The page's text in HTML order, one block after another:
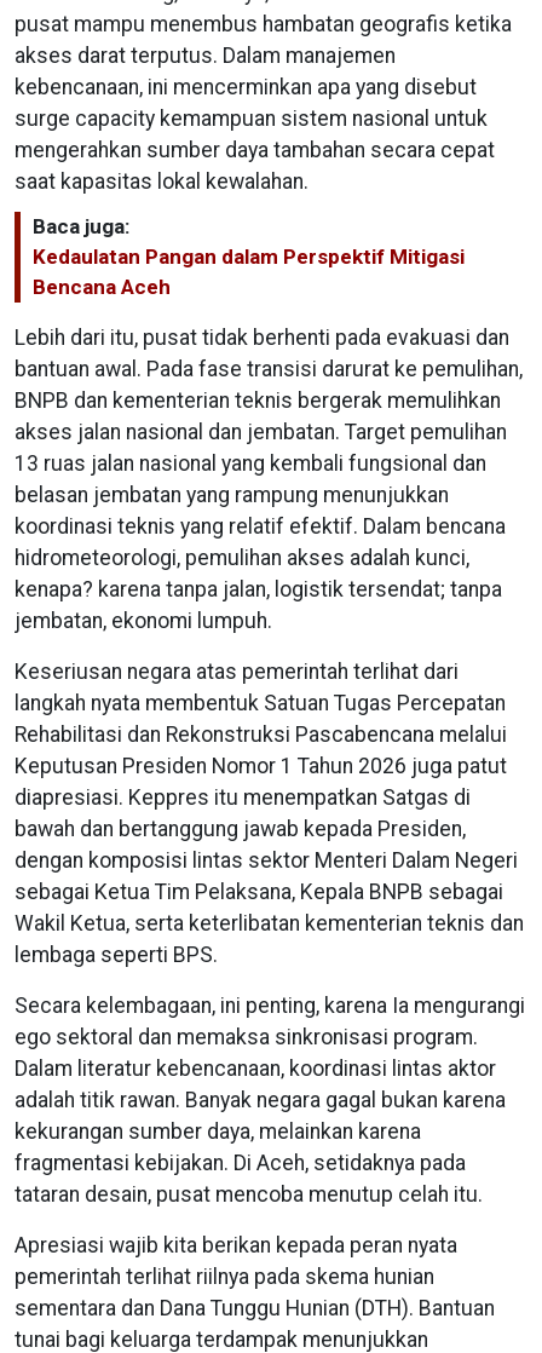
pusat mampu menembus hambatan geografis ketika
akses darat terputus. Dalam manajemen
kebencanaan, ini mencerminkan apa yang disebut
surge capacity kemampuan sistem nasional untuk
mengerahkan sumber daya tambahan secara cepat
saat kapasitas lokal kewalahan.
Baca juga:
Kedaulatan Pangan dalam Perspektif Mitigasi
Bencana Aceh
Lebih dari itu, pusat tidak berhenti pada evakuasi dan
bantuan awal. Pada fase transisi darurat ke pemulihan,
BNPB dan kementerian teknis bergerak memulihkan
akses jalan nasional dan jembatan. Target pemulihan
13 ruas jalan nasional yang kembali fungsional dan
belasan jembatan yang rampung menunjukkan
koordinasi teknis yang relatif efektif. Dalam bencana
hidrometeorologi, pemulihan akses adalah kunci,
kenapa? karena tanpa jalan, logistik tersendat; tanpa
jembatan, ekonomi lumpuh.
Keseriusan negara atas pemerintah terlihat dari
langkah nyata membentuk Satuan Tugas Percepatan
Rehabilitasi dan Rekonstruksi Pascabencana melalui
Keputusan Presiden Nomor 1 Tahun 2026 juga patut
diapresiasi. Keppres itu menempatkan Satgas di
bawah dan bertanggung jawab kepada Presiden,
dengan komposisi lintas sektor Menteri Dalam Negeri
sebagai Ketua Tim Pelaksana, Kepala BNPB sebagai
Wakil Ketua, serta keterlibatan kementerian teknis dan
lembaga seperti BPS.
Secara kelembagaan, ini penting, karena Ia mengurangi
ego sektoral dan memaksa sinkronisasi program.
Dalam literatur kebencanaan, koordinasi lintas aktor
adalah titik rawan. Banyak negara gagal bukan karena
kekurangan sumber daya, melainkan karena
fragmentasi kebijakan. Di Aceh, setidaknya pada
tataran desain, pusat mencoba menutup celah itu.
Apresiasi wajib kita berikan kepada peran nyata
pemerintah terlihat riilnya pada skema hunian
sementara dan Dana Tunggu Hunian (DTH). Bantuan
tunai bagi keluarga terdampak menunjukkan